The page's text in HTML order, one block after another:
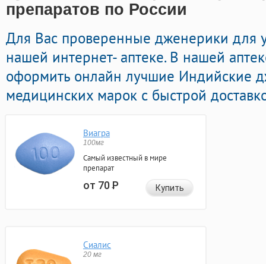
препаратов по России
Для Вас проверенные дженерики для
нашей интернет- аптеке. В нашей
оформить онлайн лучшие Индийские
медицинских марок с быстрой
Виагра
100мг
Самый известный в мире
препарат
от 70Р Купить
Сиалис
20 мг